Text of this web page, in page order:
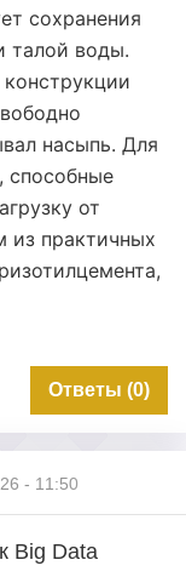
сохранения
талой воды.
насыпь. Для
способные
от
из практичных
Ответы (0)
- 11:50
Big Data